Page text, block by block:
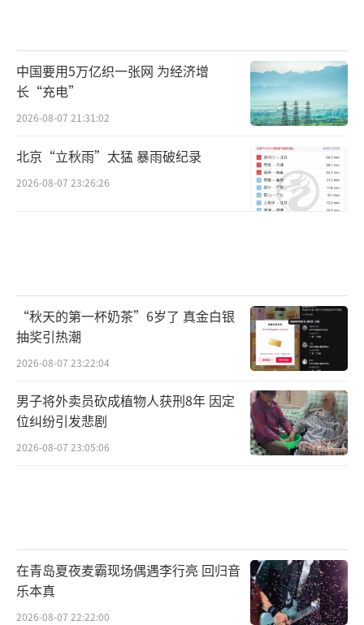
中国要用5万亿织一张网 为经济增
长“充电”
2026-08-07 21:31:02
北京“立秋雨”太猛 暴雨破纪录
2026-08-07 23:26:26
“秋天的第一杯奶茶”6岁了 真金白银
抽奖引热潮
2026-08-07 23:22:04
男子将外卖员砍成植物人获刑8年 因定
位纠纷引发悲剧
2026-08-07 23:05:06
在青岛夏夜麦霸现场偶遇李行亮 回归音
乐本真
2026-08-07 22:22:00